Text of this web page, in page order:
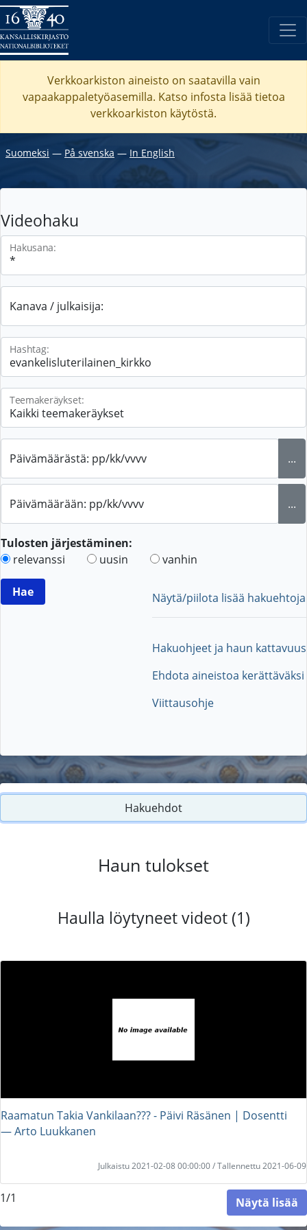
Verkkoarkiston aineisto on saatavilla vain
vapaakappaletyöasemilla. Katso infosta lisää tietoa
verkkoarkiston käytöstä.
Suomeksi ― På svenska ― In English
Videohaku
Hakusana:
Kanava / julkaisija:
Hashtag:
Teemakeräykset:
Päivämäärästä: pp/kk/vvvv ...
Päivämäärään: pp/kk/vvvv ...
Tulosten järjestäminen:
relevanssi
uusin vanhin
Näytä/piilota lisää hakuehtoja
Hakuohjeet ja haun kattavuus
Ehdota aineistoa kerättäväksi
Viittausohje
Hakuehdot
Haun tulokset
Haulla löytyneet videot (1)
Raamatun Takia Vankilaan??? - Päivi Räsänen | Dosentti
― Arto Luukkanen
Julkaistu 2021-02-08 00:00:00 / Tallennettu 2021-06-09
1/1 Näytä lisää